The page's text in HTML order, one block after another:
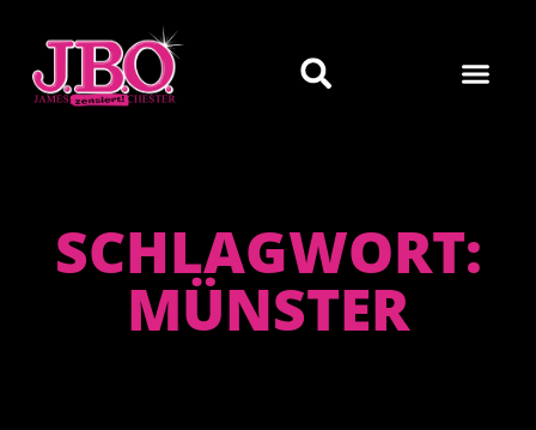
SCHLAGWORT:
MÜNSTER